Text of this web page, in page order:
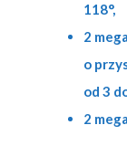
118°,
2
o
od 3
2